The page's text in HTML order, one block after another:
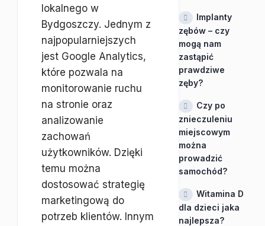
lokalnego w
Bydgoszczy. Jednym z
najpopularniejszych
jest Google Analytics,
które pozwala na
monitorowanie ruchu
na stronie oraz
analizowanie
zachowań
użytkowników. Dzięki
temu można
dostosować strategię
marketingową do
potrzeb klientów. Innym
Implanty
zębów – czy
mogą nam
zastąpić
prawdziwe
zęby?
Czy po
znieczuleniu
miejscowym
można
prowadzić
samochód?
Witamina D
dla dzieci jaka
najlepsza?